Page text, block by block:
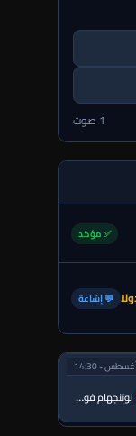
1 صوت
✅ مؤكد
💬 إشاعة
نوتنجهام فورست